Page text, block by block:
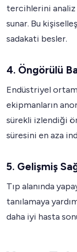
tercihlerini
sunar. Bu
sadakati besler.
4. Öngörülü
Endüstriyel
ekipmanların
sürekli izlendiği
süresini en aza
5. Gelişmiş
Tıp alanında
tanılamaya
daha iyi hasta